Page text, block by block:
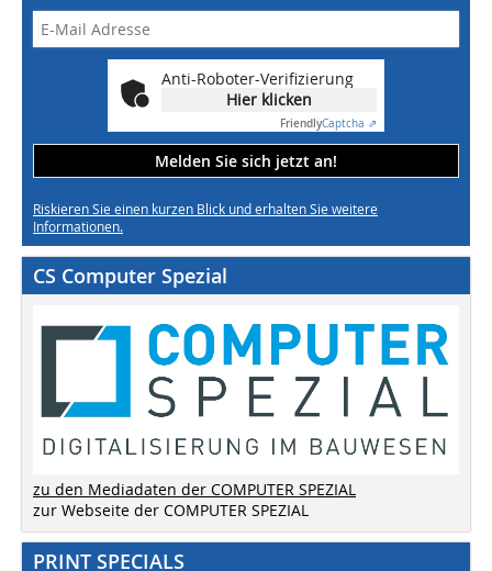
Anti-Roboter-Verifizierung
Hier klicken
FriendlyCaptcha ⇗
Melden Sie sich jetzt an!
Riskieren Sie einen kurzen Blick und erhalten Sie weitere
Informationen.
CS Computer Spezial
zu den Mediadaten der COMPUTER SPEZIAL
zur Webseite der COMPUTER SPEZIAL
PRINT SPECIALS